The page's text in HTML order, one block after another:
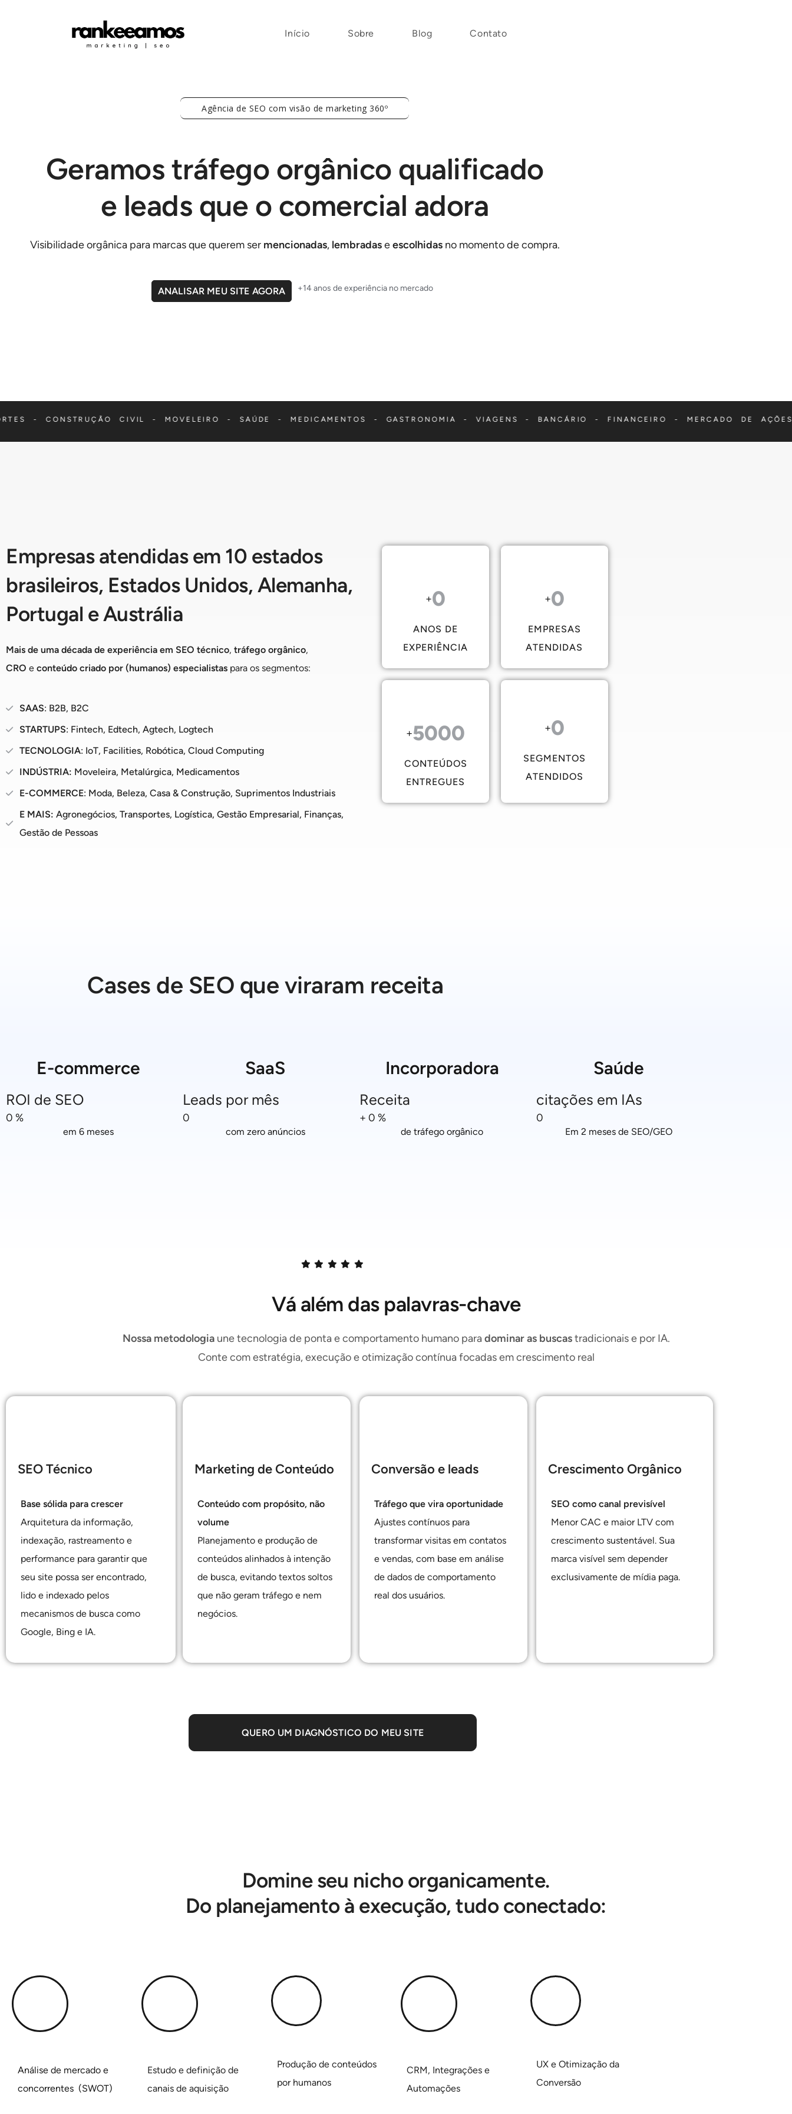
Início Sobre Blog Contato
Agência de SEO com visão de marketing 360º
Geramos tráfego orgânico qualificado
e leads que o comercial adora
Visibilidade orgânica para marcas que querem ser mencionadas, lembradaseescolhidasno momento de compra.
ANALISAR MEU SITE AGORA +14 anos de experiência no mercado
CIVIL - MOVELEIRO - SAÚDE - MEDICAMENTOS - GASTRONOMIA - VIAGENS - BANCÁRIO - FINANCEIRO - MERCADO DE AÇÕES -
Empresas atendidas em 10 estados
brasileiros, Estados Unidos, Alemanha,
Portugal e Austrália
Mais de uma década de experiência em SEO técnico, tráfego orgânico,
CRO e conteúdo criado por (humanos) especialistas para os segmentos:
SAAS: B2B, B2C
STARTUPS: Fintech, Edtech, Agtech, Logtech
TECNOLOGIA: IoT, Facilities, Robótica, Cloud Computing
INDÚSTRIA: Moveleira, Metalúrgica, Medicamentos
E-COMMERCE: Moda, Beleza, Casa & Construção, Suprimentos Industriais
E MAIS: Agronegócios, Transportes, Logística, Gestão Empresarial, Finanças,
Gestão de Pessoas
+0
ANOS DE
EXPERIÊNCIA
+0
EMPRESAS
ATENDIDAS
+5000
CONTEÚDOS
ENTREGUES
+0
SEGMENTOS
ATENDIDOS
Cases de SEO que viraram receita
E-commerce
ROI de SEO
0 %
em 6 meses
SaaS
Leads por mês
0
com zero anúncios
Incorporadora
Receita
+ 0 %
de tráfego orgânico
Saúde
citações em IAs
0
Em 2 meses de SEO/GEO
Vá além das palavras-chave
Nossa metodologiaune tecnologia de ponta e comportamento humano paradominar as buscastradicionais e por IA.
Conte com estratégia, execução e otimização contínua focadas em crescimento real
SEO Técnico
Base sólida para crescer
Arquitetura da informação,
indexação, rastreamento e
performance para garantir que
seu site possa ser encontrado,
lido e indexado pelos
mecanismos de busca como
Google, Bing e IA.
Marketing de Conteúdo
Conteúdo com propósito, não
volume
Planejamento e produção de
conteúdos alinhados à intenção
de busca, evitando textos soltos
que não geram tráfego e nem
negócios.
Conversão e leads
Tráfego que vira oportunidade
Ajustes contínuos para
transformar visitas em contatos
e vendas, com base em análise
de dados de comportamento
real dos usuários.
Crescimento Orgânico
SEO como canal previsível
Menor CAC e maior LTV com
crescimento sustentável. Sua
marca visível sem depender
exclusivamente de mídia paga.
QUERO UM DIAGNÓSTICO DO MEU SITE
Domine seu nicho organicamente.
Do planejamento à execução, tudo conectado:
Análise de mercado e
concorrentes (SWOT)
Estudo e definição de
canais de aquisição
Produção de conteúdos
por humanos
CRM, Integrações e
Automações
UX e Otimização da
Conversão